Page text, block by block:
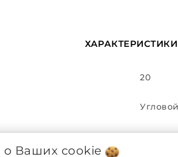
ХАРАКТЕРИСТИКИ
20
Угловой
Латунь
о Ваших cookie